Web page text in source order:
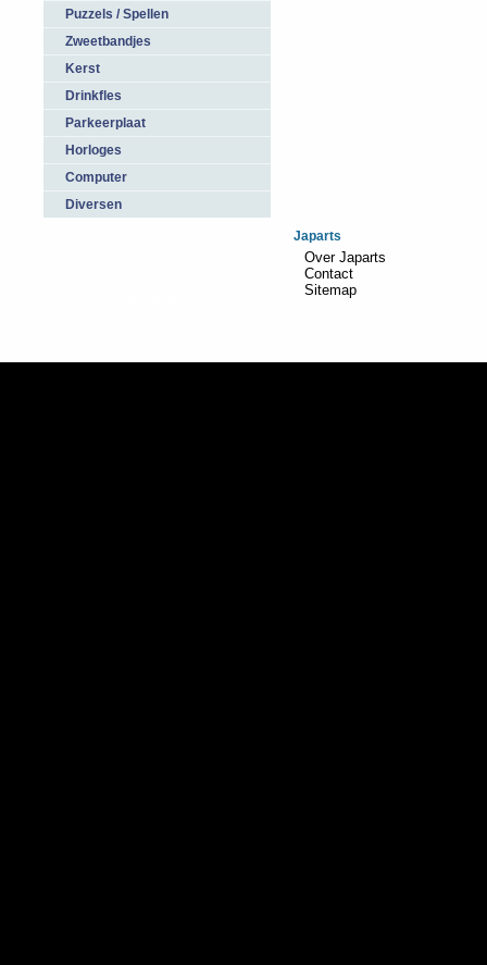
Puzzels / Spellen
Zweetbandjes
Kerst
Drinkfles
Parkeerplaat
Horloges
Computer
Diversen
Japarts
Over Japarts
Contact
Sitemap